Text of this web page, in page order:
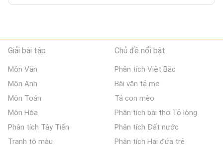
Giải bài tập
Môn Văn
Môn Anh
Môn Toán
Môn Hóa
Phân tích Tây Tiến
Tranh tô màu
Chủ đề nổi bật
Phân tích Việt Bắc
Bài văn tả mẹ
Tả con mèo
Phân tích bài thơ Tỏ lòng
Phân tích Đất nước
Phân tích Hai đứa trẻ